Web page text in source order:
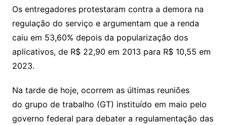
Os entregadores protestaram contra a demora na
regulação do serviço e argumentam que a renda
caiu em 53,60% depois da popularização dos
aplicativos, de R$ 22,90 em 2013 para R$ 10,55 em
2023.
Na tarde de hoje, ocorrem as últimas reuniões
do grupo de trabalho (GT) instituído em maio pelo
governo federal para debater a regulamentação das